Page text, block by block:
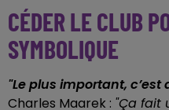
CÉDER LE CLUB
SYMBOLIQUE
"Le plus important,
Charles Maarek : "Ça fait